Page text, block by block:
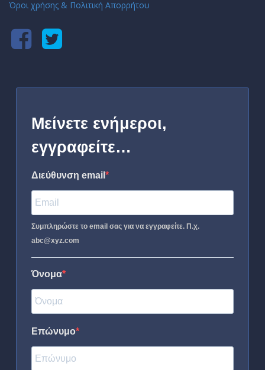
Όροι χρήσης & Πολιτική Απορρήτου
Μείνετε ενήμεροι,
εγγραφείτε…
Διεύθυνση email
Συμπληρώστε το email σας για να εγγραφείτε. Π.χ.
abc@xyz.com
Όνομα
Επώνυμο